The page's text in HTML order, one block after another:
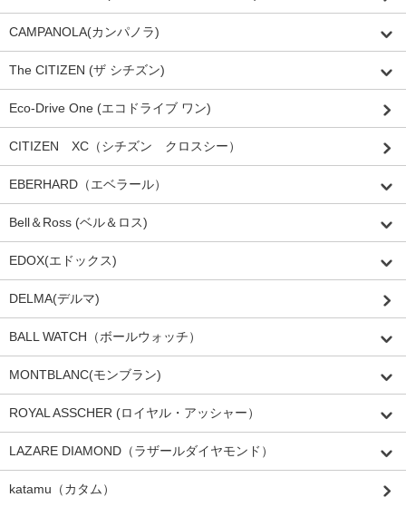
CAMPANOLA(カンパノラ)
The CITIZEN (ザ シチズン)
Eco-Drive One (エコドライブ ワン)
CITIZEN XC（シチズン クロスシー）
EBERHARD（エベラール）
Bell＆Ross (ベル＆ロス)
EDOX(エドックス)
DELMA(デルマ)
BALL WATCH（ボールウォッチ）
MONTBLANC(モンブラン)
ROYAL ASSCHER (ロイヤル・アッシャー）
LAZARE DIAMOND（ラザールダイヤモンド）
katamu（カタム）